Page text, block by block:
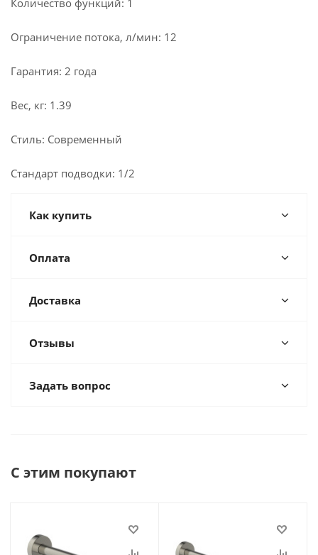
Количество функций: 1
Ограничение потока, л/мин: 12
Гарантия: 2 года
Вес, кг: 1.39
Стиль: Современный
Стандарт подводки: 1/2
Как купить
Оплата
Доставка
Отзывы
Задать вопрос
С этим покупают